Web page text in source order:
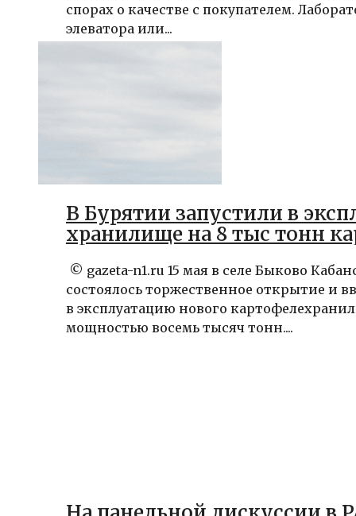
спорах о качестве с покупателем.
элеватора или...
В Бурятии запустили в
хранилище на 8 тыс тонн
© gazeta-n1.ru 15 мая в селе Быково
состоялось торжественное открытие и
в эксплуатацию нового
мощностью восемь тысяч тонн....